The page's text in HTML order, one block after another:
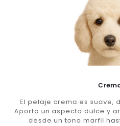
El pelaje crema es suave,
Aporta un aspecto dulce y
desde un tono marfil